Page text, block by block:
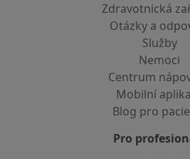
Zdravotnická
Otázky a
Služby
Nemoci
Centrum
Mobilní
Blog pro
Pro